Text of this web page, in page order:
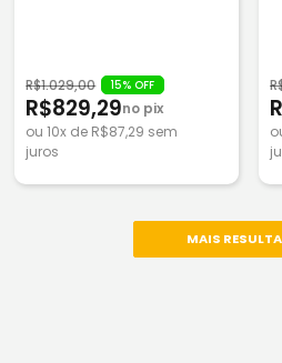
R$1.029,00 15% OFF
R$829,29no pix
ou 10x de R$87,29 sem
juros
MAIS